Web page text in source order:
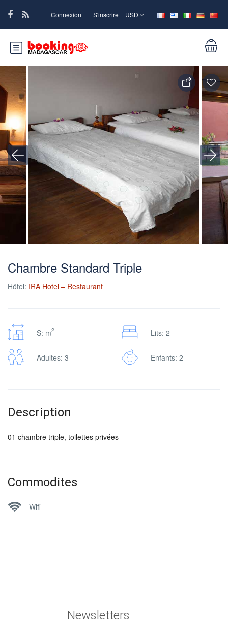
Connexion S'inscrire USD
Chambre Standard Triple
Hôtel: IRA Hotel – Restaurant
S: m2 Lits: 2
Adultes: 3 Enfants: 2
Description
01 chambre triple, toilettes privées
Commodites
Wifi
Newsletters